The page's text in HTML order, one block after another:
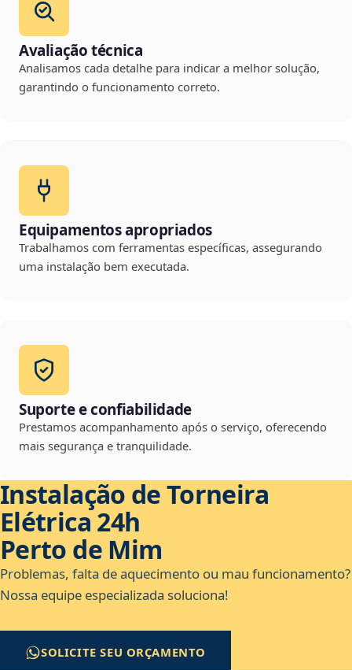
Avaliação técnica
Analisamos cada detalhe para indicar a melhor solução,
garantindo o funcionamento correto.
Equipamentos apropriados
Trabalhamos com ferramentas específicas, assegurando
uma instalação bem executada.
Suporte e confiabilidade
Prestamos acompanhamento após o serviço, oferecendo
mais segurança e tranquilidade.
Instalação de Torneira
Elétrica 24h
Perto de Mim
Problemas, falta de aquecimento ou mau funcionamento?
Nossa equipe especializada soluciona!
SOLICITE SEU ORÇAMENTO